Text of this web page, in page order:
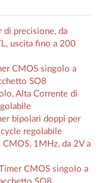
di precisione, da
uscita fino a 200
CMOS singolo a
SO8
Alta Corrente di
bipolari doppi per
regolabile
CMOS, 1MHz, da 2V a
CMOS singolo a